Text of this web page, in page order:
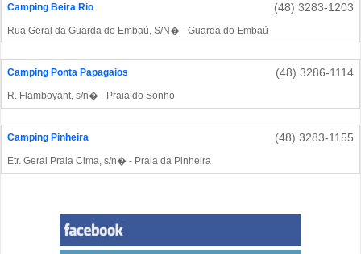
Camping Beira Rio (48) 3283-1203
Rua Geral da Guarda do Embaú, S/N� - Guarda do Embaú
Camping Ponta Papagaios (48) 3286-1114
R. Flamboyant, s/n� - Praia do Sonho
Camping Pinheira (48) 3283-1155
Etr. Geral Praia Cima, s/n� - Praia da Pinheira